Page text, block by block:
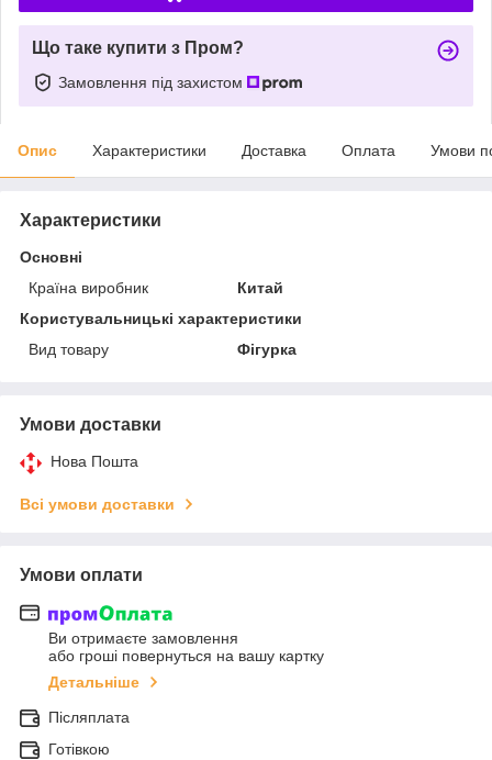
Що таке купити з Пром?
Замовлення під захистом
Опис Характеристики Доставка Оплата Умови
Характеристики
Основні
Країна виробник
Китай
Користувальницькі характеристики
Вид товару
Фігурка
Умови доставки
Нова Пошта
Всі умови доставки
Умови оплати
Ви отримаєте замовлення
або гроші повернуться на вашу картку
Детальніше
Післяплата
Готівкою